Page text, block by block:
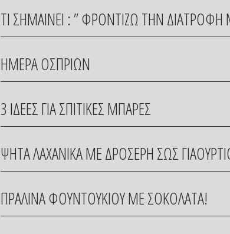
ΤΙ ΣΗΜΑΙΝΕΙ : ” ΦΡΟΝΤΙΖΩ ΤΗΝ ΔΙΑΤΡΟΦΗ
ΗΜΕΡΑ ΟΣΠΡΙΩΝ
3 ΙΔΕΕΣ ΓΙΑ ΣΠΙΤΙΚΕΣ ΜΠΑΡΕΣ
ΨΗΤΑ ΛΑΧΑΝΙΚΑ ΜΕ ΔΡΟΣΕΡΗ ΣΩΣ
ΠΡΑΛΙΝΑ ΦΟΥΝΤΟΥΚΙΟΥ ΜΕ ΣΟΚΟΛΑΤΑ!